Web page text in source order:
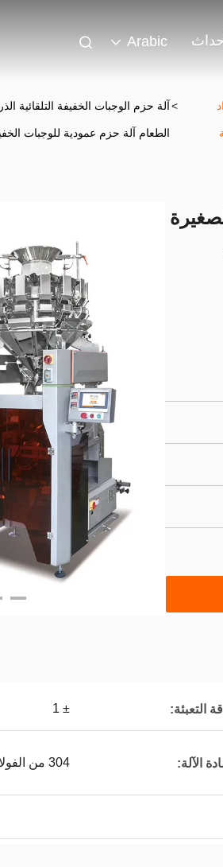
Arabic
>آلة حزم الوجبات الخفيفة التلقائية
الطعام آلة حزم عمودية للوجبات
التعبئة: ± 1
الآلة: 304 من الفولاذ المقاوم للصدأ